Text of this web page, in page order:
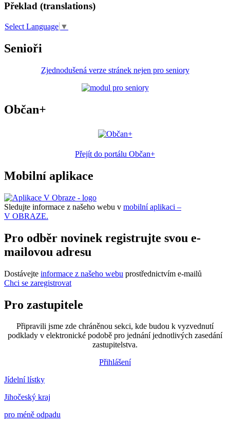
Překlad (translations)
Select Language ▼
Senioři
Zjednodušená verze stránek nejen pro seniory
Občan+
Přejít do portálu Občan+
Mobilní aplikace
Sledujte informace z našeho webu v mobilní aplikaci –
V OBRAZE.
Pro odběr novinek registrujte svou e-
mailovou adresu
Dostávejte informace z našeho webu prostřednictvím e-mailů
Chci se zaregistrovat
Pro zastupitele
Připravili jsme zde chráněnou sekci, kde budou k vyzvednutí
podklady v elektronické podobě pro jednání jednotlivých zasedání
zastupitelstva.
Přihlášení
Jídelní lístky
Jihočeský kraj
pro méně odpadu